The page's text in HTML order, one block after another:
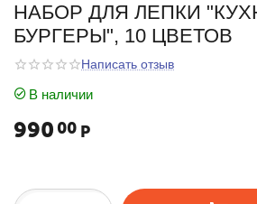
НАБОР ДЛЯ ЛЕПКИ
БУРГЕРЫ", 10 ЦВЕТОВ
Написать отзыв
В наличии
990 00 Р